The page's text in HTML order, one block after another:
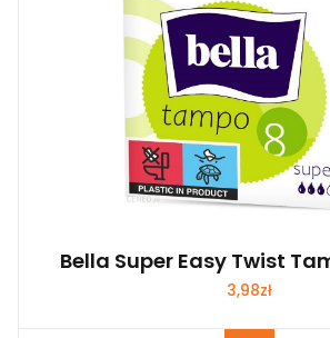
Bella Super Easy Twist
3,98zł